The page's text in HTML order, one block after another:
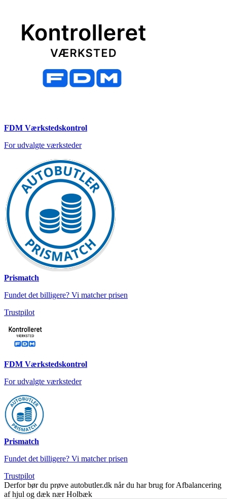
FDM Værkstedskontrol
For udvalgte værksteder
Prismatch
Fundet det billigere? Vi matcher prisen
Trustpilot
FDM Værkstedskontrol
For udvalgte værksteder
Prismatch
Fundet det billigere? Vi matcher prisen
Trustpilot
Derfor bør du prøve autobutler.dk når du har brug for Afbalancering
af hjul og dæk nær Holbæk